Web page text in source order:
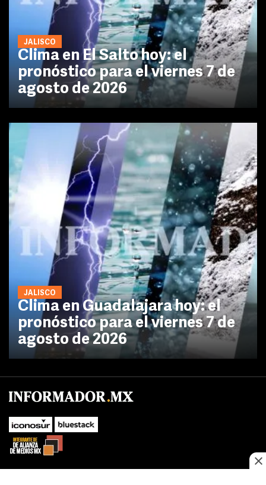
JALISCO
Clima en El Salto hoy: el
pronóstico para el viernes 7 de
agosto de 2026
JALISCO
Clima en Guadalajara hoy: el
pronóstico para el viernes 7 de
agosto de 2026